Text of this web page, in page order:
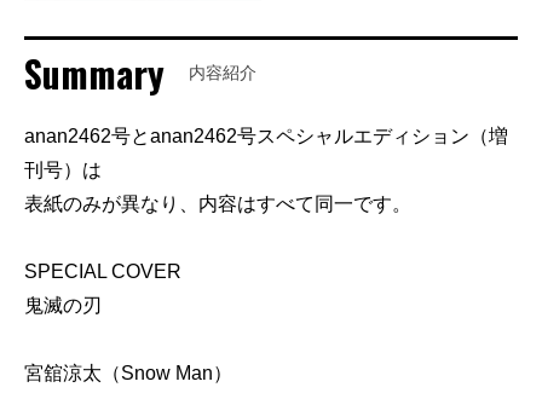
Summary 内容紹介
anan2462号とanan2462号スペシャルエディション（増
刊号）は
表紙のみが異なり、内容はすべて同一です。
SPECIAL COVER
鬼滅の刃
宮舘涼太（Snow Man）